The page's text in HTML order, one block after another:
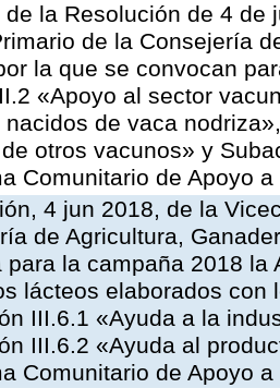
de la Resolución de 4
de la Consejería
la que se convocan
«Apoyo al sector
nacidos de vaca
otros vacunos» y
Comunitario de Apoyo
4 jun 2018, de la
de Agricultura,
para la campaña 2018
lácteos elaborados
III.6.1 «Ayuda a la
III.6.2 «Ayuda al
Comunitario de Apoyo